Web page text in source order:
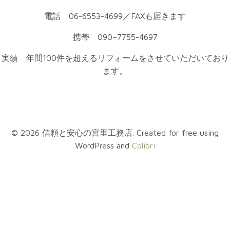
電話 06-6553-4699／FAXも届きます
携帯 090−7755-4697
実績 年間100件を超えるリフォームをさせていただいており
ます。
© 2026 信頼と安心の宮里工務店. Created for free using
WordPress and Colibri